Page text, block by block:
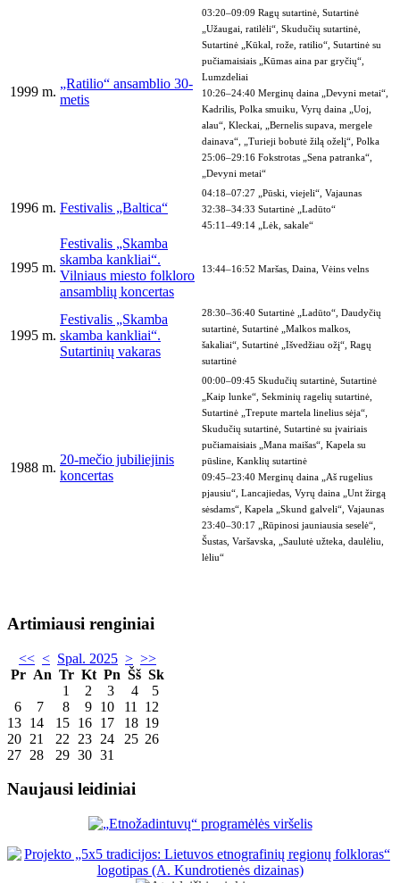
1999 m.
„Ratilio“ ansamblio 30-
metis
03:20–09:09 Ragų sutartinė, Sutartinė
„Užaugai, ratilėli“, Skudučių sutartinė,
Sutartinė „Kūkal, rože, ratilio“, Sutartinė su
pučiamaisiais „Kūmas aina par gryčių“,
Lumzdeliai
10:26–24:40 Merginų daina „Devyni metai“,
Kadrilis, Polka smuiku, Vyrų daina „Uoj,
alau“, Kleckai, „Bernelis supava, mergele
dainava“, „Turieji bobutė žilą oželį“, Polka
25:06–29:16 Fokstrotas „Sena patranka“,
„Devyni metai“
1996 m. Festivalis „Baltica“
04:18–07:27 „Pūski, viejeli“, Vajaunas
32:38–34:33 Sutartinė „Ladūto“
45:11–49:14 „Lėk, sakale“
1995 m.
Festivalis „Skamba
skamba kankliai“.
Vilniaus miesto folkloro
ansamblių koncertas
13:44–16:52 Maršas, Daina, Vėins velns
1995 m.
Festivalis „Skamba
skamba kankliai“.
Sutartinių vakaras
28:30–36:40 Sutartinė „Ladūto“, Daudyčių
sutartinė, Sutartinė „Malkos malkos,
šakaliai“, Sutartinė „Išvedžiau ožį“, Ragų
sutartinė
1988 m.
20-mečio jubiliejinis
koncertas
00:00–09:45 Skudučių sutartinė, Sutartinė
„Kaip lunke“, Sekminių ragelių sutartinė,
Sutartinė „Trepute martela linelius sėja“,
Skudučių sutartinė, Sutartinė su įvairiais
pučiamaisiais „Mana maišas“, Kapela su
pūsline, Kanklių sutartinė
09:45–23:40 Merginų daina „Aš rugelius
pjausiu“, Lancajiedas, Vyrų daina „Unt žirgą
sėsdams“, Kapela „Skund galveli“, Vajaunas
23:40–30:17 „Rūpinosi jauniausia seselė“,
Šustas, Varšavska, „Saulutė užteka, daulėliu,
lėliu“
Artimiausi renginiai
<< < Spal. 2025 > >>
Pr An Tr Kt Pn Šš Sk
1
2 3 4
5
6
7 8 9 10 11
12
13 14 15 16 17 18 19
20 21 22 23 24 25 26
27 28 29 30 31
Naujausi leidiniai